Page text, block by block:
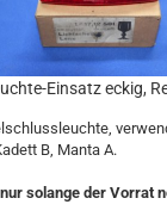
Einsatz eckig,
B, Manta A.
nur solange der Vorrat